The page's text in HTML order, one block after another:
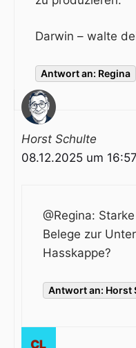
Darwin – walte
Antwort an: Regina
Horst Schulte
08.12.2025 um
@Regina:
Belege zur
Hasskappe?
Antwort an: Horst